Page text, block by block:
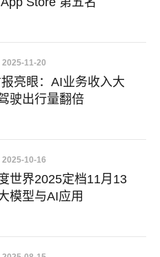
2025-11-20
亮眼：AI业务收入大
驶出行量翻倍
2025-10-16
世界2025定档11月13
模型与AI应用